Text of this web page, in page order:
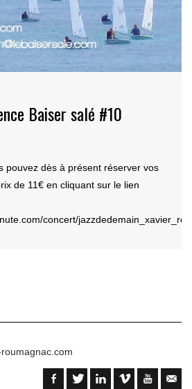
Baiser salé #10
pouvez dès à présent réserver vos
de 11€ en cliquant sur le lien
concert/